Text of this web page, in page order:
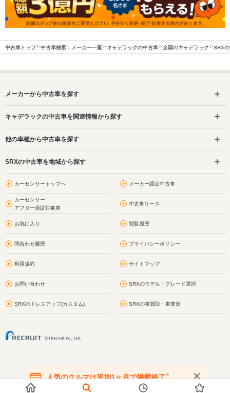
中古車トップ 中古車検索：メーカー一覧 キャデラックの中古車 全国のキャデラック SRX
メーカーから中古車を探す
キャデラックの中古車を関連情報から探す
他の車種から中古車を探す
SRXの中古車を地域から探す
カーセンサートップへ メーカー認定中古車
カーセンサー
アフター保証対象車
中古車リース
お気に入り 閲覧履歴
問合わせ履歴 プライバシーポリシー
利用規約 サイトマップ
お問い合わせ SRXのモデル・グレード選択
SRXのドレスアップ(カスタム) SRXの車買取・車査定
人気のクルマは平均1ヶ月で掲載終了※
在庫が無くなる前にお問い合わせください